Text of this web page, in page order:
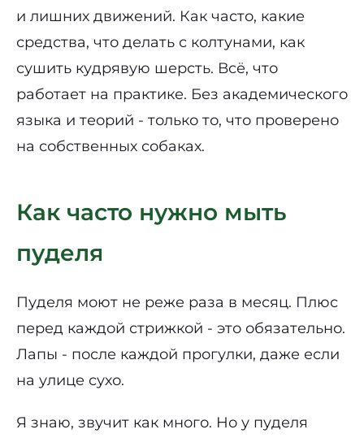
и лишних движений. Как часто, какие
средства, что делать с колтунами, как
сушить кудрявую шерсть. Всё, что
работает на практике. Без академического
языка и теорий - только то, что проверено
на собственных собаках.
Как часто нужно мыть
пуделя
Пуделя моют не реже раза в месяц. Плюс
перед каждой стрижкой - это обязательно.
Лапы - после каждой прогулки, даже если
на улице сухо.
Я знаю, звучит как много. Но у пуделя